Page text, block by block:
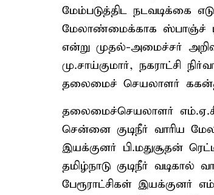
மேம்படுத்திட நடவடிக்கை
மேலாண்மைக்காக ஸ்பாஞ்ச்
என்று முதல்-அமைச்சர்
மு.சாய்குமார், நகராட்சி
தலைமைச் செயலாளர் ககன்தீப்
தலைமைச்செயலாளர்
சென்னை குடிநீர் வாரிய
இயக்குனர் பி.மதுசூதன்
தமிழ்நாடு குடிநீர்
பேரூராட்சிகள் இயக்குனர்